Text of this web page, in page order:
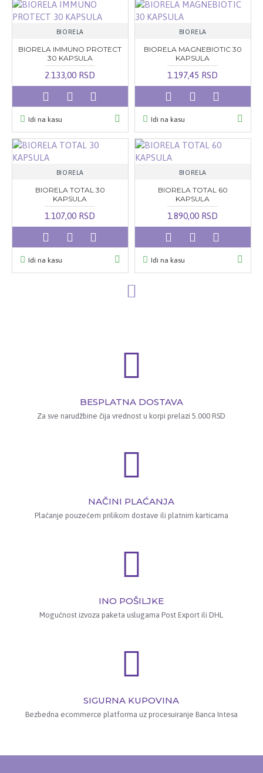
BIORELA
BIORELA IMMUNO PROTECT
30 KAPSULA
2.133,00 RSD
Idi na kasu
BIORELA
BIORELA MAGNEBIOTIC 30
KAPSULA
1.197,45 RSD
Idi na kasu
BIORELA
BIORELA TOTAL 30
KAPSULA
1.107,00 RSD
Idi na kasu
BIORELA
BIORELA TOTAL 60
KAPSULA
1.890,00 RSD
Idi na kasu
BESPLATNA DOSTAVA
Za sve narudžbine čija vrednost u korpi prelazi 5.000 RSD
NAČINI PLAĆANJA
Plaćanje pouzećem prilikom dostave ili platnim karticama
INO POŠILJKE
Mogućnost izvoza paketa uslugama Post Export ili DHL
SIGURNA KUPOVINA
Bezbedna ecommerce platforma uz procesuiranje Banca Intesa